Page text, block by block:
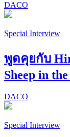
DACO
Special Interview
พูดคุยกับ
Sheep in
DACO
Special Interview